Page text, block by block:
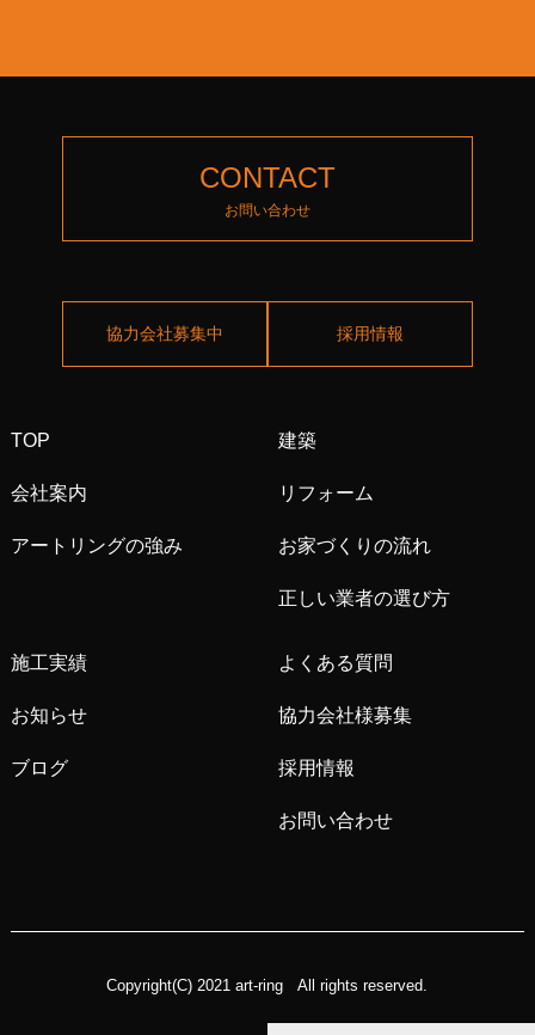
CONTACT
お問い合わせ
協力会社募集中 採用情報
TOP
会社案内
アートリングの強み
建築
リフォーム
お家づくりの流れ
正しい業者の選び方
施工実績
お知らせ
ブログ
よくある質問
協力会社様募集
採用情報
お問い合わせ
Copyright(C) 2021 art-ring All rights reserved.